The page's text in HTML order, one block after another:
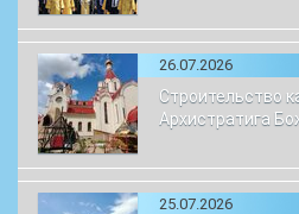
26.07.2026
Строительство
Архистратига
25.07.2026